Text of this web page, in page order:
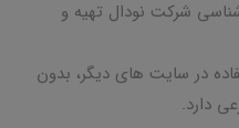
شرکت نودال تهیه و
در سایت های دیگر، بدون
دارد.